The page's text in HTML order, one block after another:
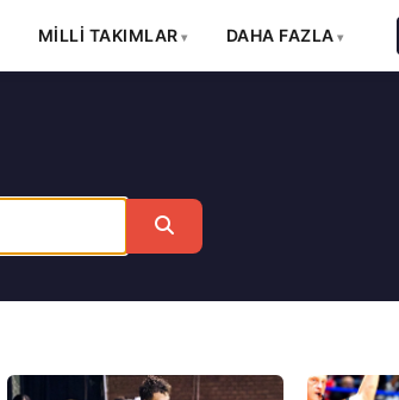
MİLLİ TAKIMLAR DAHA FAZLA